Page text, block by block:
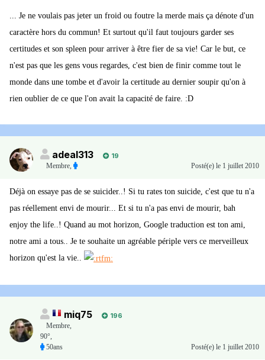
... Je ne voulais pas jeter un froid ou foutre la merde mais ça dénote d'un
caractère hors du commun! Et surtout qu'il faut toujours garder ses
certitudes et son spleen pour arriver à être fier de sa vie! Car le but, ce
n'est pas que les gens vous regardes, c'est bien de finir comme tout le
monde dans une tombe et d'avoir la certitude au dernier soupir qu'on à
rien oublier de ce que l'on avait la capacité de faire. :D
adeal313
19
Membre, Posté(e) le 1 juillet 2010
Déjà on essaye pas de se suicider..! Si tu rates ton suicide, c'est que tu n'a
pas réellement envi de mourir... Et si tu n'a pas envi de mourir, bah
enjoy the life..! Quand au mot horizon, Google traduction est ton ami,
notre ami a tous.. Je te souhaite un agréable périple vers ce merveilleux
horizon qu'est la vie..
miq75
196
Membre,
90°,
50ans
Posté(e) le 1 juillet 2010